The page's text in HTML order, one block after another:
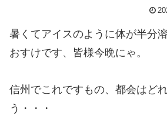
暑くてアイスのように体が半分
おすけです、皆様今晩にゃ。
信州でこれですもの、都会はど
う・・・